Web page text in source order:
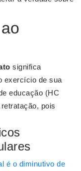
significa
exercício de sua
educação (HC
pois
é o diminutivo de